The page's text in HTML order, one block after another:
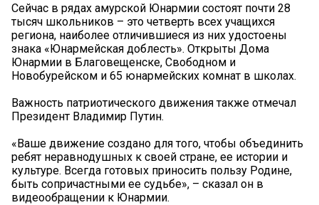
Сейчас в рядах амурской Юнармии состоят почти 28
тысяч школьников – это четверть всех учащихся
региона, наиболее отличившиеся из них удостоены
знака «Юнармейская доблесть». Открыты Дома
Юнармии в Благовещенске, Свободном и
Новобурейском и 65 юнармейских комнат в школах.
Важность патриотического движения также отмечал
Президент Владимир Путин.
«Ваше движение создано для того, чтобы объединить
ребят неравнодушных к своей стране, ее истории и
культуре. Всегда готовых приносить пользу Родине,
быть сопричастными ее судьбе», – сказал он в
видеообращении к Юнармии.